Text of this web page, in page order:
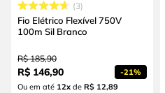
3
Fio Elétrico Flexível 750V
100m Sil Branco
R$ 185,90
R$ 146,90 -21%
Ou em até 12xde R$ 12,89